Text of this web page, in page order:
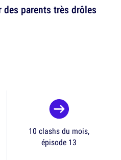
parents très drôles
10 clashs du mois,
épisode 13